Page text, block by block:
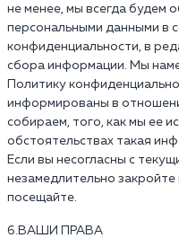
не менее, мы всегда будем
персональными данными в
конфиденциальности, в
сбора информации. Мы
Политику
информированы в
собираем, того, как мы ее
обстоятельствах такая
Если вы несогласны с
незамедлительно
посещайте.
6.ВАШИ ПРАВА